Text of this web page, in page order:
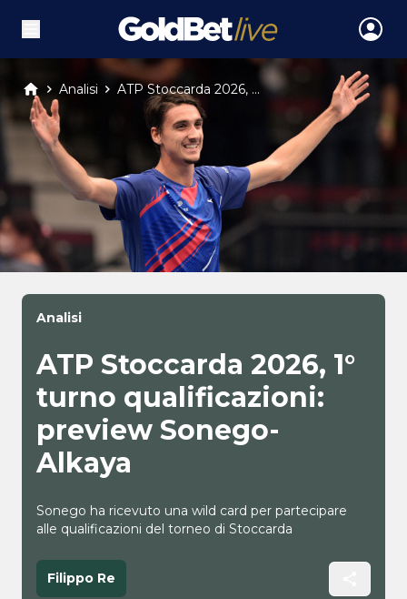
Analisi ATP Stoccarda 2026, ...
Analisi
ATP Stoccarda 2026, 1°
turno qualificazioni:
preview Sonego-
Alkaya
Sonego ha ricevuto una wild card per partecipare
alle qualificazioni del torneo di Stoccarda
Filippo Re